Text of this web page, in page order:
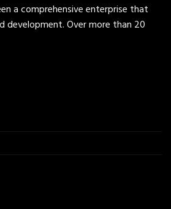
a comprehensive enterprise that
development. Over more than 20